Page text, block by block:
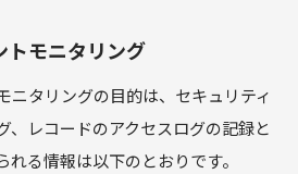
トモニタリング
ニタリングの目的は、セキュリティ
、レコードのアクセスログの記録と
る情報は以下のとおりです。